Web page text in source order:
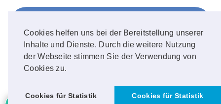
Cookies helfen uns bei der Bereitstellung unserer
Inhalte und Dienste. Durch die weitere Nutzung
der Webseite stimmen Sie der Verwendung von
Cookies zu.
Cookies für Statistik
Cookies für Statistik
FOLLOW ME!
Instagram
OUR PHOTOS!